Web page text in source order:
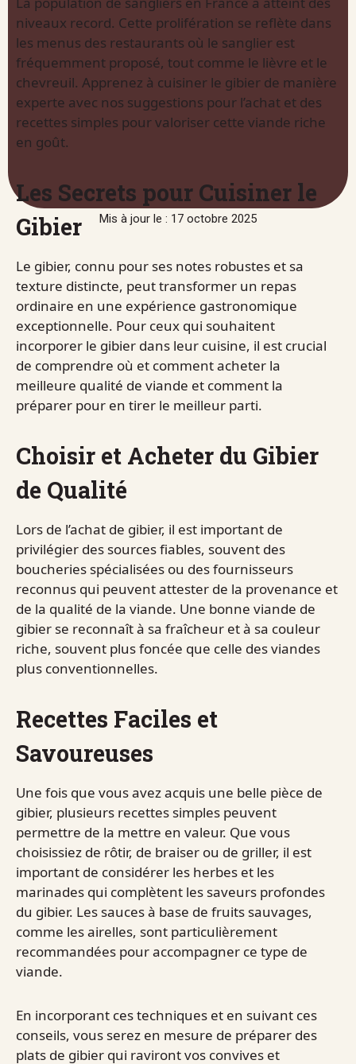
Mis à jour le : 17 octobre 2025
niveaux record. Cette prolifération se reflète dans
les menus des restaurants où le sanglier est
fréquemment proposé, tout comme le lièvre et le
chevreuil. Apprenez à cuisiner le gibier de manière
experte avec nos suggestions pour l’achat et des
recettes simples pour valoriser cette viande riche
en goût.
Les Secrets pour Cuisiner le
Gibier
Le gibier, connu pour ses notes robustes et sa
texture distincte, peut transformer un repas
ordinaire en une expérience gastronomique
exceptionnelle. Pour ceux qui souhaitent
incorporer le gibier dans leur cuisine, il est crucial
de comprendre où et comment acheter la
meilleure qualité de viande et comment la
préparer pour en tirer le meilleur parti.
Choisir et Acheter du Gibier
de Qualité
Lors de l’achat de gibier, il est important de
privilégier des sources fiables, souvent des
boucheries spécialisées ou des fournisseurs
reconnus qui peuvent attester de la provenance et
de la qualité de la viande. Une bonne viande de
gibier se reconnaît à sa fraîcheur et à sa couleur
riche, souvent plus foncée que celle des viandes
plus conventionnelles.
Recettes Faciles et
Savoureuses
Une fois que vous avez acquis une belle pièce de
gibier, plusieurs recettes simples peuvent
permettre de la mettre en valeur. Que vous
choisissiez de rôtir, de braiser ou de griller, il est
important de considérer les herbes et les
marinades qui complètent les saveurs profondes
du gibier. Les sauces à base de fruits sauvages,
comme les airelles, sont particulièrement
recommandées pour accompagner ce type de
viande.
En incorporant ces techniques et en suivant ces
conseils, vous serez en mesure de préparer des
plats de gibier qui raviront vos convives et